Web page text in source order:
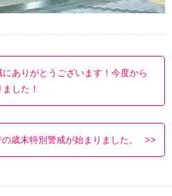
ありがとうございます！今度から
した！
歳末特別警戒が始まりました。